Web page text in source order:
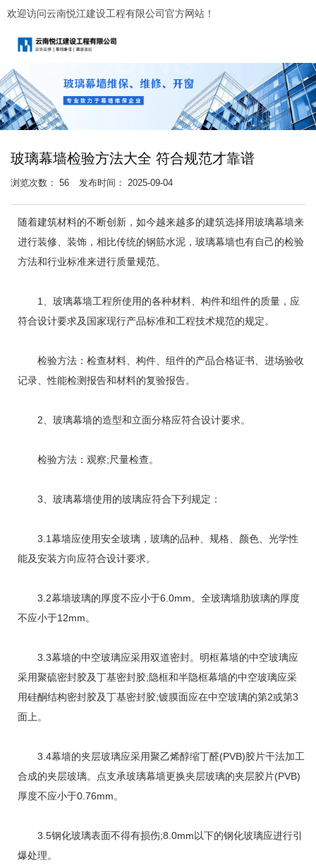
欢迎访问云南悦江建设工程有限公司官方网站！
玻璃幕墙检验方法大全 符合规范才靠谱
浏览次数： 56 发布时间： 2025-09-04
随着建筑材料的不断创新，如今越来越多的建筑选择用玻璃幕墙来
进行装修、装饰，相比传统的钢筋水泥，玻璃幕墙也有自己的检验
方法和行业标准来进行质量规范。
1、玻璃幕墙工程所使用的各种材料、构件和组件的质量，应
符合设计要求及国家现行产品标准和工程技术规范的规定。
检验方法：检查材料、构件、组件的产品合格证书、进场验收
记录、性能检测报告和材料的复验报告。
2、玻璃幕墙的造型和立面分格应符合设计要求。
检验方法：观察;尺量检查。
3、玻璃幕墙使用的玻璃应符合下列规定：
3.1幕墙应使用安全玻璃，玻璃的品种、规格、颜色、光学性
能及安装方向应符合设计要求。
3.2幕墙玻璃的厚度不应小于6.0mm。全玻璃墙肋玻璃的厚度
不应小于12mm。
3.3幕墙的中空玻璃应采用双道密封。明框幕墙的中空玻璃应
采用聚硫密封胶及丁基密封胶;隐框和半隐框幕墙的中空玻璃应采
用硅酮结构密封胶及丁基密封胶;镀膜面应在中空玻璃的第2或第3
面上。
3.4幕墙的夹层玻璃应采用聚乙烯醇缩丁醛(PVB)胶片干法加工
合成的夹层玻璃。点支承玻璃幕墙更换夹层玻璃的夹层胶片(PVB)
厚度不应小于0.76mm。
3.5钢化玻璃表面不得有损伤;8.0mm以下的钢化玻璃应进行引
爆处理。